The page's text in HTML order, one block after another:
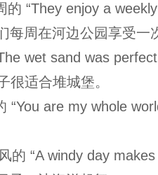
的 “They enjoy a
每周在河边公园享受一
wet sand was
很适合堆城堡。
“You are my whole
的 “A windy day